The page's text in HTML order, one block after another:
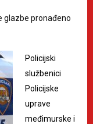
glazbe pronađeno
Policijski
službenici
Policijske
uprave
međimurske i